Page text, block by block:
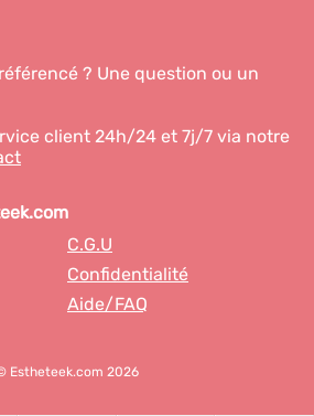
? Une question ou un
client 24h/24 et 7j/7 via notre
C.G.U
Confidentialité
Aide/FAQ
Estheteek.com 2026